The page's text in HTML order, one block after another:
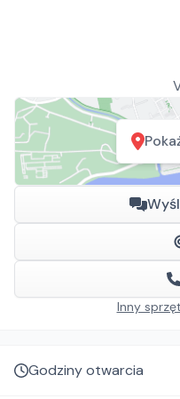
Inny
Godziny otwarcia